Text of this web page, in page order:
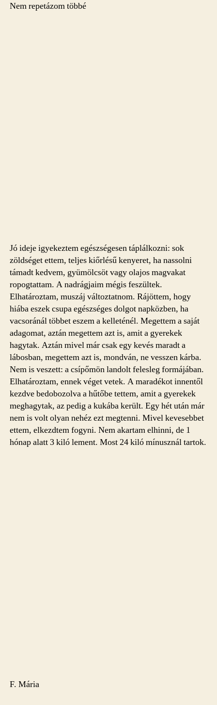
Nem repetázom többé
Jó ideje igyekeztem egészségesen táplálkozni: sok
zöldséget ettem, teljes kiőrlésű kenyeret, ha nassolni
támadt kedvem, gyümölcsöt vagy olajos magvakat
ropogtattam. A nadrágjaim mégis feszültek.
Elhatároztam, muszáj változtatnom. Rájöttem, hogy
hiába eszek csupa egészséges dolgot napközben, ha
vacsoránál többet eszem a kelleténél. Megettem a saját
adagomat, aztán megettem azt is, amit a gyerekek
hagytak. Aztán mivel már csak egy kevés maradt a
lábosban, megettem azt is, mondván, ne vesszen kárba.
Nem is veszett: a csípőmön landolt felesleg formájában.
Elhatároztam, ennek véget vetek. A maradékot innentől
kezdve bedobozolva a hűtőbe tettem, amit a gyerekek
meghagytak, az pedig a kukába került. Egy hét után már
nem is volt olyan nehéz ezt megtenni. Mivel kevesebbet
ettem, elkezdtem fogyni. Nem akartam elhinni, de 1
hónap alatt 3 kiló lement. Most 24 kiló mínusznál tartok.
F. Mária